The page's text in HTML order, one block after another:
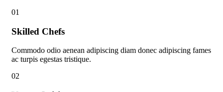
01
Skilled Chefs
Commodo odio aenean adipiscing diam donec adipiscing fames
ac turpis egestas tristique.
02